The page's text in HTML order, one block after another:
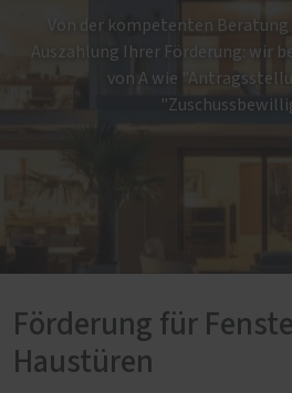
Von der kompetenten
Auszahlung Ihrer Förderung: wir
von A wie
Förderung für
Haustüren